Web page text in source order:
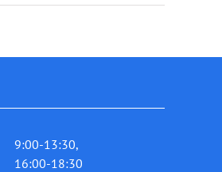
9:00-13:30,
16:00-18:30